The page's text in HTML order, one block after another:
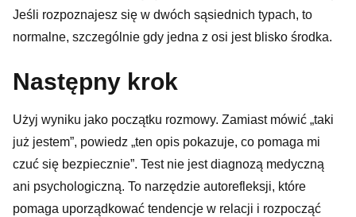
Jeśli rozpoznajesz się w dwóch sąsiednich typach, to
normalne, szczególnie gdy jedna z osi jest blisko środka.
Następny krok
Użyj wyniku jako początku rozmowy. Zamiast mówić „taki
już jestem”, powiedz „ten opis pokazuje, co pomaga mi
czuć się bezpiecznie”. Test nie jest diagnozą medyczną
ani psychologiczną. To narzędzie autorefleksji, które
pomaga uporządkować tendencje w relacji i rozpocząć